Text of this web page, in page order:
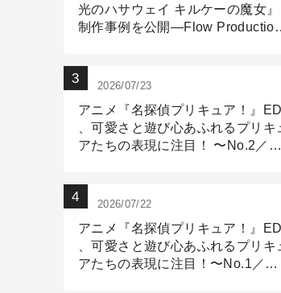
光のハサウェイ キルケーの魔女』
制作事例を公開―Flow Production
2026/07/23
アニメ『名探偵プリキュア！』ED
、可愛さと遊び心あふれるプリキ
アたちの表現に注目！ 〜No.2／モ
2026/07/22
アニメ『名探偵プリキュア！』ED
、可愛さと遊び心あふれるプリキ
アたちの表現に注目！〜No.1／演